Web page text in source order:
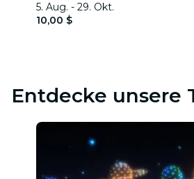
5. Aug. - 29. Okt.
10,00 $
Entdecke unsere